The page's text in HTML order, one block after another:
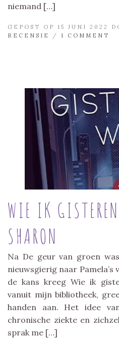
niemand […]
GEPOST OP 15 JUNI 2022
RECENSIE
/ 1 COMMENT
WIE IK
SHARON
Na De geur van groen
nieuwsgierig naar Pamela’s
de kans kreeg Wie ik
vanuit mijn bibliotheek,
handen aan. Het idee
chronische ziekte en
sprak me […]